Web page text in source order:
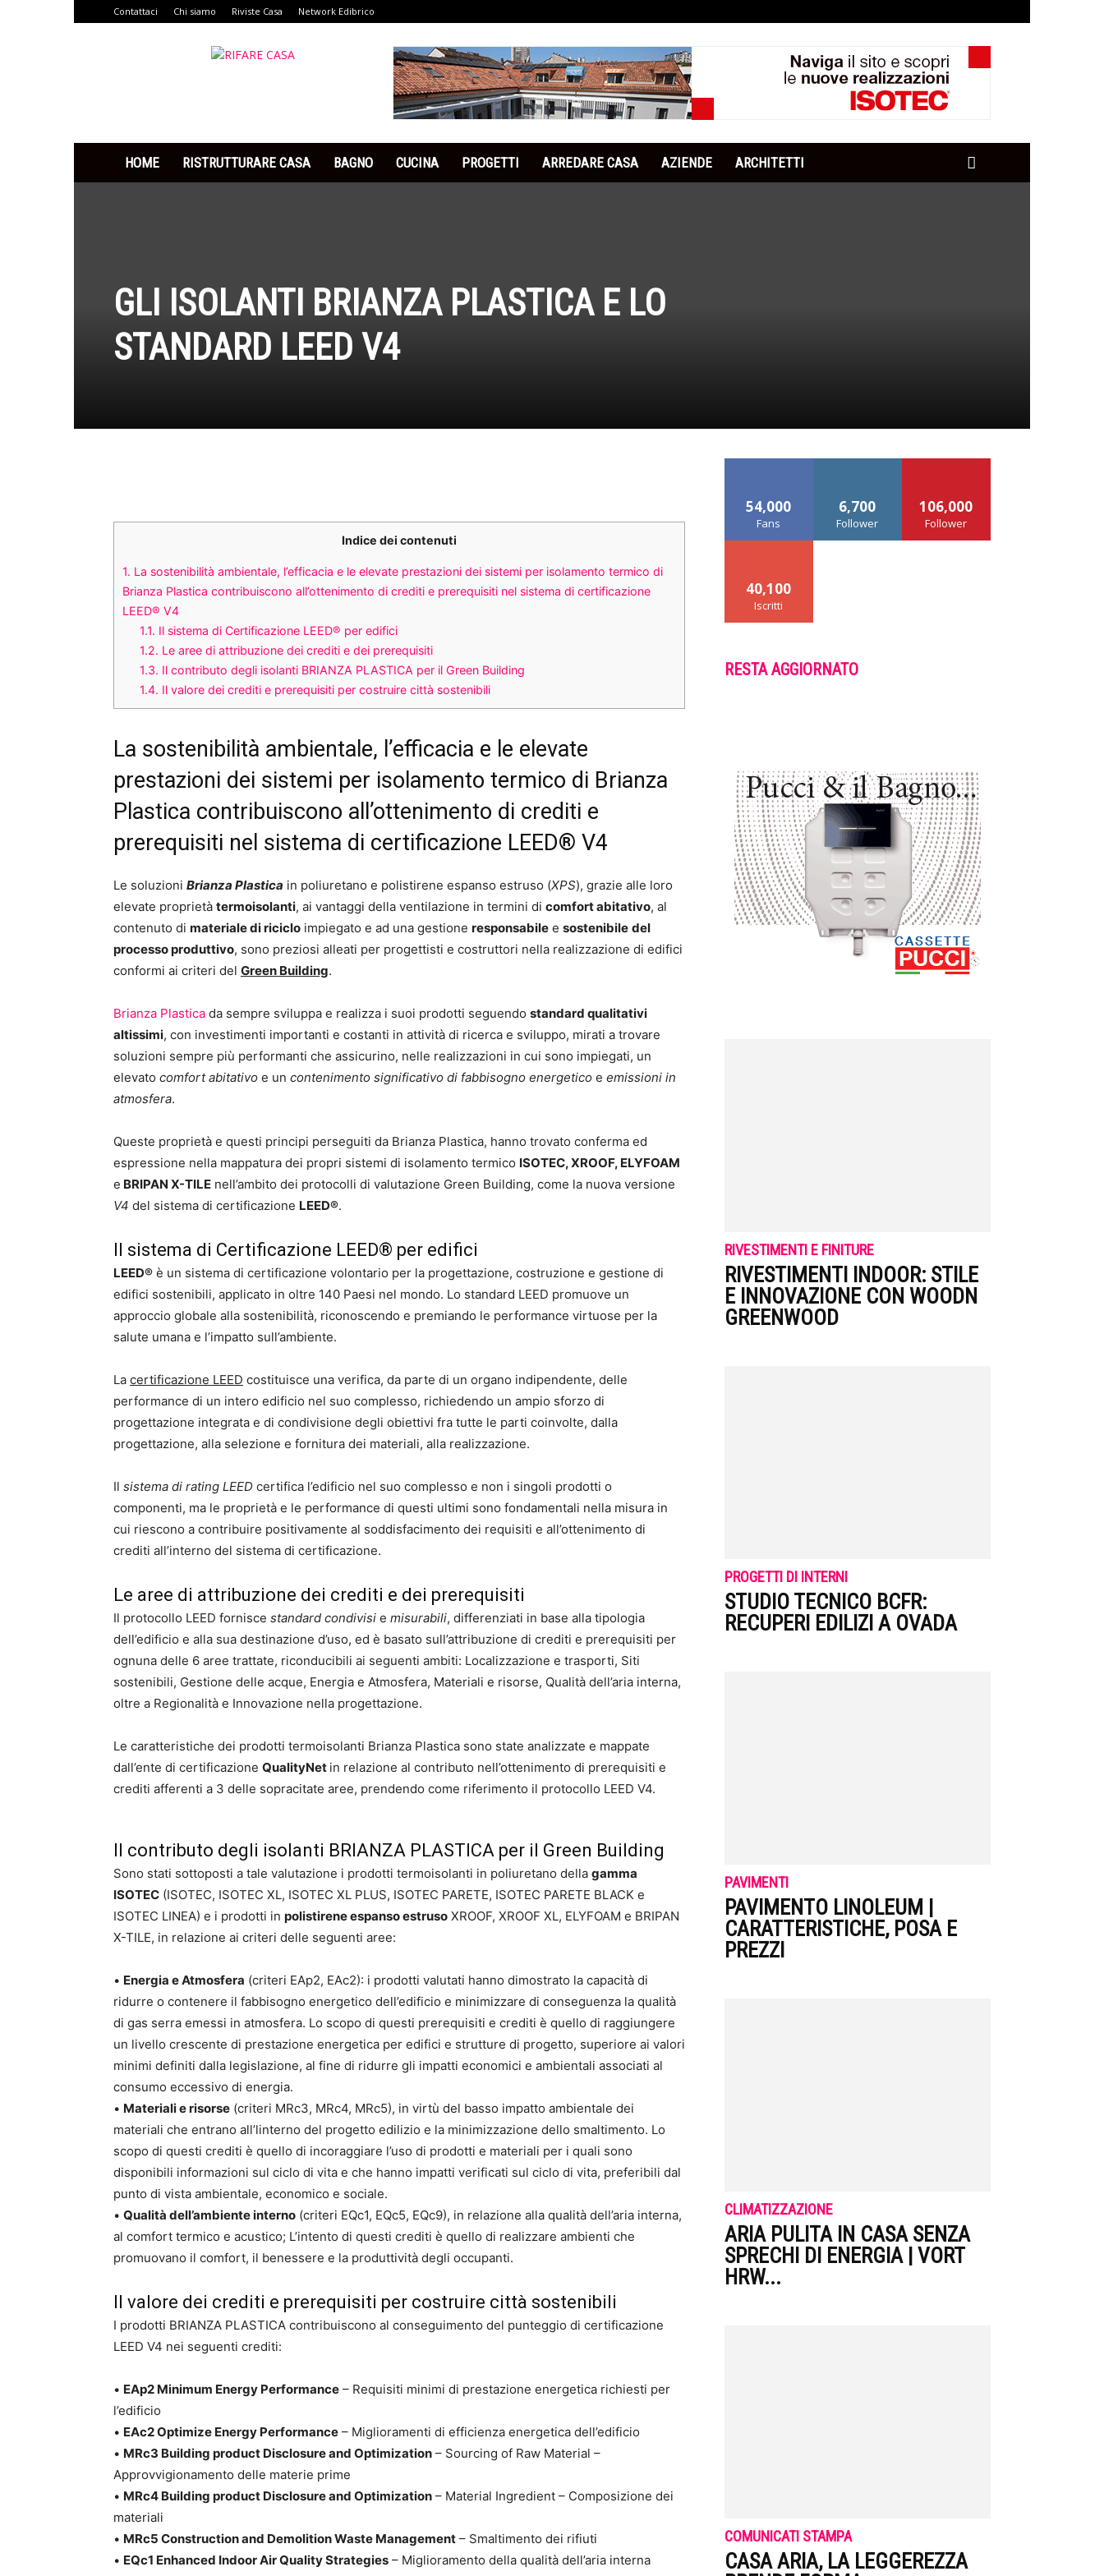
Contattaci Chi siamo Riviste Casa Network Edibrico
HOME RISTRUTTURARE CASA BAGNO CUCINA PROGETTI ARREDARE CASA AZIENDE ARCHITETTI
GLI ISOLANTI BRIANZA PLASTICA E LO
STANDARD LEED V4
Indice dei contenuti
1. La sostenibilità ambientale, l’efficacia e le elevate prestazioni dei sistemi per isolamento termico di
Brianza Plastica contribuiscono all’ottenimento di crediti e prerequisiti nel sistema di certificazione
LEED® V4
1.1. Il sistema di Certificazione LEED® per edifici
1.2. Le aree di attribuzione dei crediti e dei prerequisiti
1.3. Il contributo degli isolanti BRIANZA PLASTICA per il Green Building
1.4. Il valore dei crediti e prerequisiti per costruire città sostenibili
La sostenibilità ambientale, l’efficacia e le elevate
prestazioni dei sistemi per isolamento termico di Brianza
Plastica contribuiscono all’ottenimento di crediti e
prerequisiti nel sistema di certificazione LEED® V4
Le soluzioni Brianza Plastica in poliuretano e polistirene espanso estruso (XPS), grazie alle loro
elevate proprietà termoisolanti, ai vantaggi della ventilazione in termini di comfort abitativo, al
contenuto di materiale di riciclo impiegato e ad una gestione responsabile e sostenibile del
processo produttivo, sono preziosi alleati per progettisti e costruttori nella realizzazione di edifici
conformi ai criteri del Green Building.
Brianza Plastica da sempre sviluppa e realizza i suoi prodotti seguendo standard qualitativi
altissimi, con investimenti importanti e costanti in attività di ricerca e sviluppo, mirati a trovare
soluzioni sempre più performanti che assicurino, nelle realizzazioni in cui sono impiegati, un
elevato comfort abitativo e un contenimento significativo di fabbisogno energetico e emissioni in
atmosfera.
Queste proprietà e questi principi perseguiti da Brianza Plastica, hanno trovato conferma ed
espressione nella mappatura dei propri sistemi di isolamento termico ISOTEC, XROOF, ELYFOAM
e BRIPAN X-TILE nell’ambito dei protocolli di valutazione Green Building, come la nuova versione
V4 del sistema di certificazione LEED®.
Il sistema di Certificazione LEED® per edifici
LEED® è un sistema di certificazione volontario per la progettazione, costruzione e gestione di
edifici sostenibili, applicato in oltre 140 Paesi nel mondo. Lo standard LEED promuove un
approccio globale alla sostenibilità, riconoscendo e premiando le performance virtuose per la
salute umana e l’impatto sull’ambiente.
La certificazione LEED costituisce una verifica, da parte di un organo indipendente, delle
performance di un intero edificio nel suo complesso, richiedendo un ampio sforzo di
progettazione integrata e di condivisione degli obiettivi fra tutte le parti coinvolte, dalla
progettazione, alla selezione e fornitura dei materiali, alla realizzazione.
Il sistema di rating LEED certifica l’edificio nel suo complesso e non i singoli prodotti o
componenti, ma le proprietà e le performance di questi ultimi sono fondamentali nella misura in
cui riescono a contribuire positivamente al soddisfacimento dei requisiti e all’ottenimento di
crediti all’interno del sistema di certificazione.
Le aree di attribuzione dei crediti e dei prerequisiti
Il protocollo LEED fornisce standard condivisi e misurabili, differenziati in base alla tipologia
dell’edificio e alla sua destinazione d’uso, ed è basato sull’attribuzione di crediti e prerequisiti per
ognuna delle 6 aree trattate, riconducibili ai seguenti ambiti: Localizzazione e trasporti, Siti
sostenibili, Gestione delle acque, Energia e Atmosfera, Materiali e risorse, Qualità dell’aria interna,
oltre a Regionalità e Innovazione nella progettazione.
Le caratteristiche dei prodotti termoisolanti Brianza Plastica sono state analizzate e mappate
dall’ente di certificazione QualityNet in relazione al contributo nell’ottenimento di prerequisiti e
crediti afferenti a 3 delle sopracitate aree, prendendo come riferimento il protocollo LEED V4.
Il contributo degli isolanti BRIANZA PLASTICA per il Green Building
Sono stati sottoposti a tale valutazione i prodotti termoisolanti in poliuretano della gamma
ISOTEC (ISOTEC, ISOTEC XL, ISOTEC XL PLUS, ISOTEC PARETE, ISOTEC PARETE BLACK e
ISOTEC LINEA) e i prodotti in polistirene espanso estruso XROOF, XROOF XL, ELYFOAM e BRIPAN
X-TILE, in relazione ai criteri delle seguenti aree:
• Energia e Atmosfera (criteri EAp2, EAc2): i prodotti valutati hanno dimostrato la capacità di
ridurre o contenere il fabbisogno energetico dell’edificio e minimizzare di conseguenza la qualità
di gas serra emessi in atmosfera. Lo scopo di questi prerequisiti e crediti è quello di raggiungere
un livello crescente di prestazione energetica per edifici e strutture di progetto, superiore ai valori
minimi definiti dalla legislazione, al fine di ridurre gli impatti economici e ambientali associati al
consumo eccessivo di energia.
• Materiali e risorse (criteri MRc3, MRc4, MRc5), in virtù del basso impatto ambientale dei
materiali che entrano all’linterno del progetto edilizio e la minimizzazione dello smaltimento. Lo
scopo di questi crediti è quello di incoraggiare l’uso di prodotti e materiali per i quali sono
disponibili informazioni sul ciclo di vita e che hanno impatti verificati sul ciclo di vita, preferibili dal
punto di vista ambientale, economico e sociale.
• Qualità dell’ambiente interno (criteri EQc1, EQc5, EQc9), in relazione alla qualità dell’aria interna,
al comfort termico e acustico; L’intento di questi crediti è quello di realizzare ambienti che
promuovano il comfort, il benessere e la produttività degli occupanti.
Il valore dei crediti e prerequisiti per costruire città sostenibili
I prodotti BRIANZA PLASTICA contribuiscono al conseguimento del punteggio di certificazione
LEED V4 nei seguenti crediti:
• EAp2 Minimum Energy Performance – Requisiti minimi di prestazione energetica richiesti per
l’edificio
• EAc2 Optimize Energy Performance – Miglioramenti di efficienza energetica dell’edificio
• MRc3 Building product Disclosure and Optimization – Sourcing of Raw Material –
Approvvigionamento delle materie prime
• MRc4 Building product Disclosure and Optimization – Material Ingredient – Composizione dei
materiali
• MRc5 Construction and Demolition Waste Management – Smaltimento dei rifiuti
• EQc1 Enhanced Indoor Air Quality Strategies – Miglioramento della qualità dell’aria interna
54,000
Fans
6,700
Follower
106,000
Follower
40,100
Iscritti
RESTA AGGIORNATO
RIVESTIMENTI E FINITURE
RIVESTIMENTI INDOOR: STILE
E INNOVAZIONE CON WOODN
GREENWOOD
PROGETTI DI INTERNI
STUDIO TECNICO BCFR:
RECUPERI EDILIZI A OVADA
PAVIMENTI
PAVIMENTO LINOLEUM |
CARATTERISTICHE, POSA E
PREZZI
CLIMATIZZAZIONE
ARIA PULITA IN CASA SENZA
SPRECHI DI ENERGIA | VORT
HRW...
COMUNICATI STAMPA
CASA ARIA, LA LEGGEREZZA